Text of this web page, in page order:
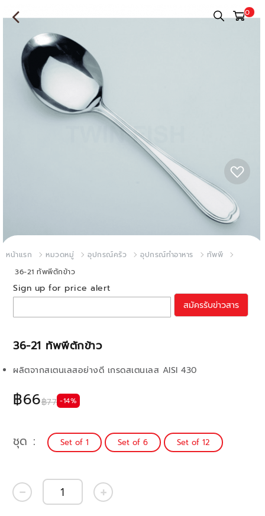
0
หน้าแรก หมวดหมู่ อุปกรณ์ครัว อุปกรณ์ทำอาหาร
ทัพพี
36-21 ทัพพีตักข้าว
36-21 ทัพพีตักข้าว
฿66฿77 -14%
ผลิตจากสเตนเลสอย่างดี เกรดสเตนเลส AISI 430
Sign up for price alert
สมัครรับข่าวสาร
ชุด Set of 1 Set of 6 Set of 12